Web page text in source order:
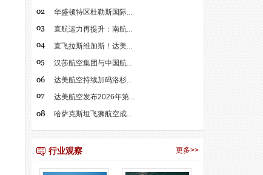
华盛顿特区杜勒斯国际...
直航运力再提升：南航...
直飞拉斯维加斯！达美...
汉莎航空集团与中国航...
达美航空持续加码洛杉...
达美航空发布2026年第...
哈萨克斯坦飞狮航空成...
更多>>
行业观察